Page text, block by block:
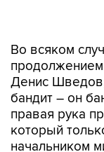
Денис Шведов,
бандит – он
правая рука
который
начальником
очень